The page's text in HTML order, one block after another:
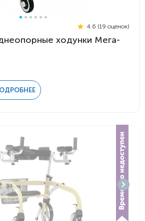
4.6 (19 оценок)
ходунки Мега-